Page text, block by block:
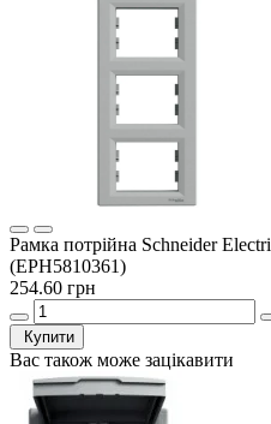
Рамка потрійна Schneider
(EPH5810361)
254.60 грн
Купити
Вас також може зацікавити